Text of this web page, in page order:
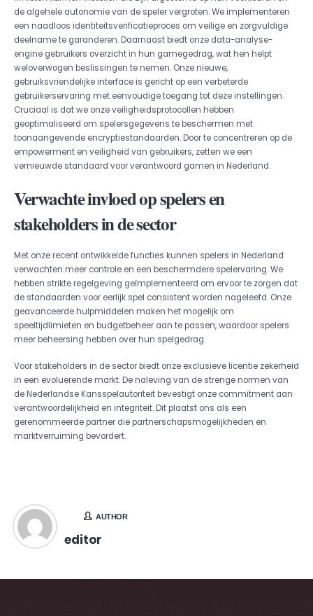
de algehele autonomie van de speler vergroten. We implementeren
een naadloos identiteitsverificatieproces om veilige en zorgvuldige
deelname te garanderen. Daarnaast biedt onze data-analyse-
engine gebruikers overzicht in hun gamegedrag, wat hen helpt
weloverwogen beslissingen te nemen. Onze nieuwe,
gebruiksvriendelijke interface is gericht op een verbeterde
gebruikerservaring met eenvoudige toegang tot deze instellingen.
Cruciaal is dat we onze veiligheidsprotocollen hebben
geoptimaliseerd om spelersgegevens te beschermen met
toonaangevende encryptiestandaarden. Door te concentreren op de
empowerment en veiligheid van gebruikers, zetten we een
vernieuwde standaard voor verantwoord gamen in Nederland.
Verwachte invloed op spelers en
stakeholders in de sector
Met onze recent ontwikkelde functies kunnen spelers in Nederland
verwachten meer controle en een beschermdere spelervaring. We
hebben strikte regelgeving geïmplementeerd om ervoor te zorgen dat
de standaarden voor eerlijk spel consistent worden nageleefd. Onze
geavanceerde hulpmiddelen maken het mogelijk om
speeltijdlimieten en budgetbeheer aan te passen, waardoor spelers
meer beheersing hebben over hun spelgedrag.
Voor stakeholders in de sector biedt onze exclusieve licentie zekerheid
in een evoluerende markt. De naleving van de strenge normen van
de Nederlandse Kansspelautoriteit bevestigt onze commitment aan
verantwoordelijkheid en integriteit. Dit plaatst ons als een
gerenommeerde partner die partnerschapsmogelijkheden en
marktverruiming bevordert.
AUTHOR
editor